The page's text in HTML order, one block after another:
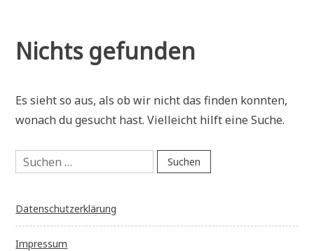
Nichts gefunden
Es sieht so aus, als ob wir nicht das finden konnten,
wonach du gesucht hast. Vielleicht hilft eine Suche.
Suchen
nach:
Datenschutzerklärung
Impressum